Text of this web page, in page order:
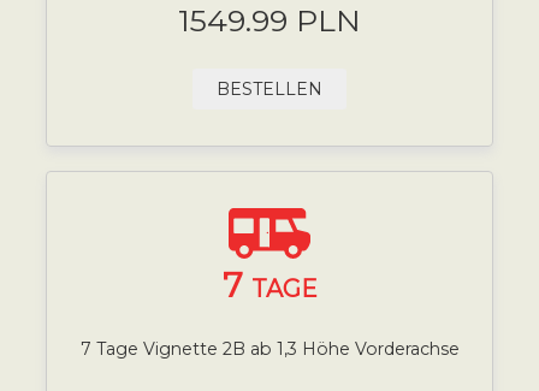
1549.99 PLN
BESTELLEN
7 TAGE
7 Tage Vignette 2B ab 1,3 Höhe Vorderachse